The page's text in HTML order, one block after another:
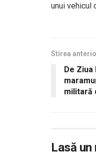
unui vehicul
Stirea
De
militară
Lasă un